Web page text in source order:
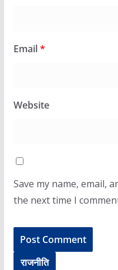
Email*
Website
Save my name, email,
the next time I
राजनीति